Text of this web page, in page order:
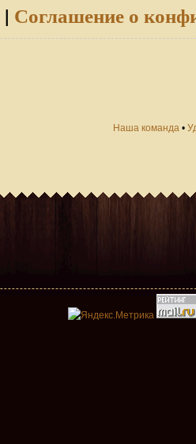
| Соглашение о
Наша команда •